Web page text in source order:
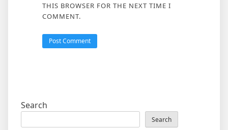
THIS BROWSER FOR THE NEXT TIME I
COMMENT.
Search
Search